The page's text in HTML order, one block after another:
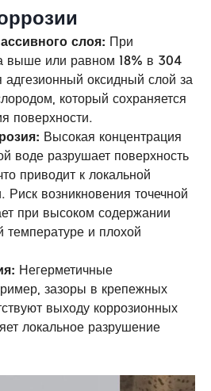
слоя: При
выше или равном 18% в 304
адгезионный оксидный слой за
который сохраняется
поверхности.
Высокая концентрация
воде разрушает поверхность
приводит к локальной
Риск возникновения точечной
при высоком содержании
температуре и плохой
Негерметичные
зазоры в крепежных
выходу коррозионных
локальное разрушение